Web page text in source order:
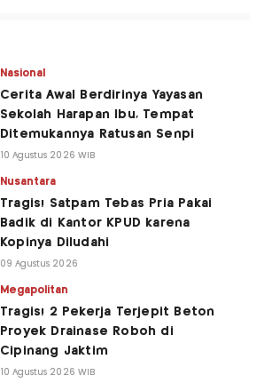
Nasional
Cerita Awal Berdirinya Yayasan
Sekolah Harapan Ibu, Tempat
Ditemukannya Ratusan Senpi
10 Agustus 2026 WIB
Nusantara
Tragis! Satpam Tebas Pria Pakai
Badik di Kantor KPUD karena
Kopinya Diludahi
09 Agustus 2026
Megapolitan
Tragis! 2 Pekerja Terjepit Beton
Proyek Drainase Roboh di
Cipinang Jaktim
10 Agustus 2026 WIB